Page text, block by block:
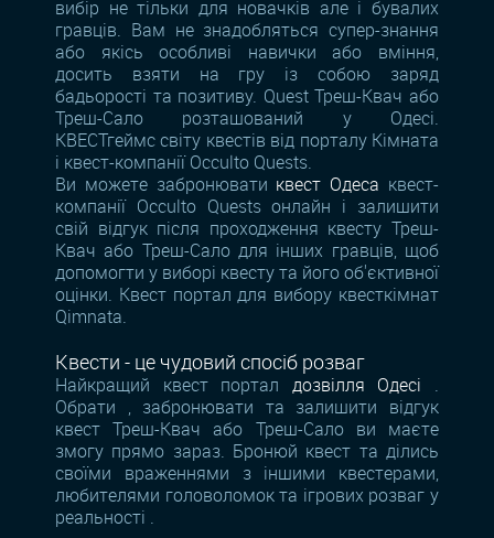
вибір не тільки для новачків але і бувалих
гравців. Вам не знадобляться супер-знання
або якісь особливі навички або вміння,
досить взяти на гру із собою заряд
бадьорості та позитиву. Quest Треш-Квач або
Треш-Сало розташований у Одесі.
КВЕСТгеймс світу квестів від порталу Кімната
і квест-компанії Occulto Quests.
Ви можете забронювати квест Одеса квест-
компанії Occulto Quests онлайн і залишити
свій відгук після проходження квесту Треш-
Квач або Треш-Сало для інших гравців, щоб
допомогти у виборі квесту та його об'єктивної
оцінки. Квест портал для вибору квесткімнат
Qimnata.
Квести - це чудовий спосіб розваг
Найкращий квест портал дозвілля Одесі .
Обрати , забронювати та залишити відгук
квест Треш-Квач або Треш-Сало ви маєте
змогу прямо зараз. Бронюй квест та ділись
своїми враженнями з іншими квестерами,
любителями головоломок та ігрових розваг у
реальності .